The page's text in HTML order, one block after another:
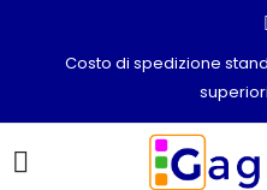
Costo di spedizione